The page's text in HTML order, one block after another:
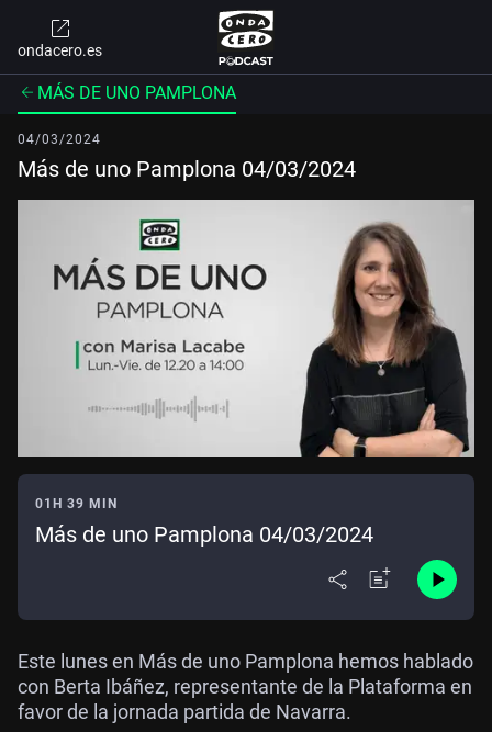
ondacero.es
MÁS DE UNO PAMPLONA
04/03/2024
Más de uno Pamplona 04/03/2024
01H 39 MIN
Más de uno Pamplona 04/03/2024
Este lunes en Más de uno Pamplona hemos hablado
con Berta Ibáñez, representante de la Plataforma en
favor de la jornada partida de Navarra.